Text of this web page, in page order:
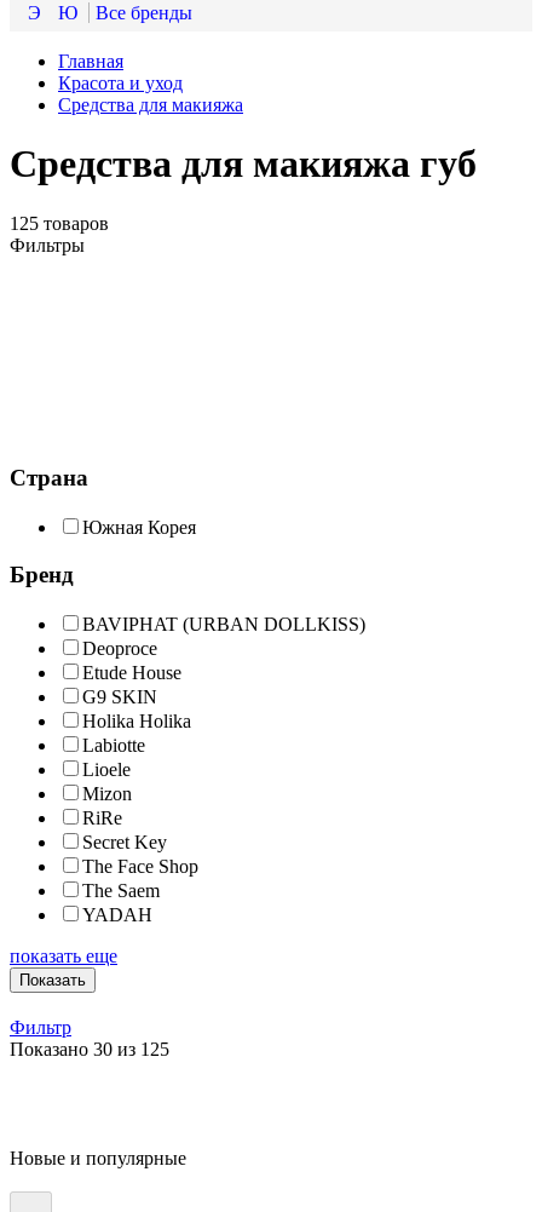
Э
Ю
Главная
Красота и уход
Средства для макияжа
Средства для макияжа губ
125 товаров
Фильтры
Страна
Южная Корея
Бренд
BAVIPHAT (URBAN DOLLKISS)
Deoproce
Etude House
G9 SKIN
Holika Holika
Labiotte
Lioele
Mizon
RiRe
Secret Key
The Face Shop
The Saem
YADAH
показать еще
Показать
Фильтр
Показано 30 из 125
Новые и популярные